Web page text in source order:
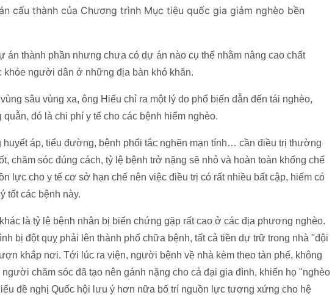
cấu thành của Chương trình Mục tiêu quốc gia giảm nghèo bền
án thành phần nhưng chưa có dự án nào cụ thể nhằm nâng cao chất
khỏe người dân ở những địa bàn khó khăn.
sâu vùng xa, ông Hiếu chỉ ra một lý do phổ biến dẫn đến tái nghèo,
đó là chi phí y tế cho các bệnh hiểm nghèo.
huyết áp, tiểu đường, bệnh phổi tắc nghẽn mạn tính… cần điều trị thường
chăm sóc đúng cách, tỷ lệ bệnh trở nặng sẽ nhỏ và hoàn toàn khống chế
lực cho y tế cơ sở hạn chế nên việc điều trị có rất nhiều bất cập, hiếm có
tốt các bệnh này.
là tỷ lệ bệnh nhân bị biến chứng gặp rất cao ở các địa phương nghèo.
bị đột quỵ phải lên thành phố chữa bệnh, tất cả tiền dự trữ trong nhà "đội
khắp nơi. Tới lúc ra viện, người bệnh về nhà kèm theo tàn phế, không
chăm sóc đã tạo nên gánh nặng cho cả đại gia đình, khiến họ "nghèo
đề nghị Quốc hội lưu ý hơn nữa bố trí nguồn lực tương xứng cho hệ